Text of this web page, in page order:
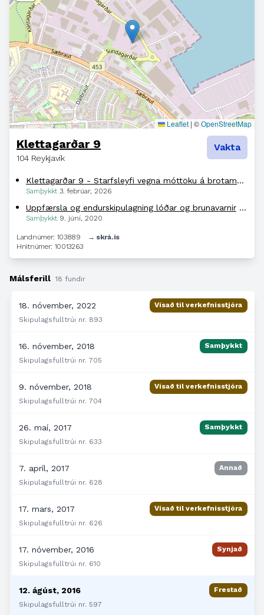
Leaflet | ©OpenStreetMap
Klettagarðar 9
104 Reykjavík
Vakta
Klettagarðar 9 - Starfsleyfi vegna móttöku á brotamálmum og úr sér gengnum ökutækjum - Umsagnarbeiðni
Samþykkt 3. febrúar, 2026
Uppfærsla og endurskipulagning lóðar og brunavarnir
Samþykkt 9. júní, 2020
Landnúmer: 103889
→ skrá.is
Hnitnúmer: 10013263
Málsferill 18 fundir
18. nóvember, 2022
Vísað til verkefnisstjóra
Skipulagsfulltrúi nr. 893
16. nóvember, 2018
Samþykkt
Skipulagsfulltrúi nr. 705
9. nóvember, 2018
Vísað til verkefnisstjóra
Skipulagsfulltrúi nr. 704
26. maí, 2017
Samþykkt
Skipulagsfulltrúi nr. 633
7. apríl, 2017
Annað
Skipulagsfulltrúi nr. 628
17. mars, 2017
Vísað til verkefnisstjóra
Skipulagsfulltrúi nr. 626
17. nóvember, 2016
Synjað
Skipulagsfulltrúi nr. 610
12. ágúst, 2016
Frestað
Skipulagsfulltrúi nr. 597